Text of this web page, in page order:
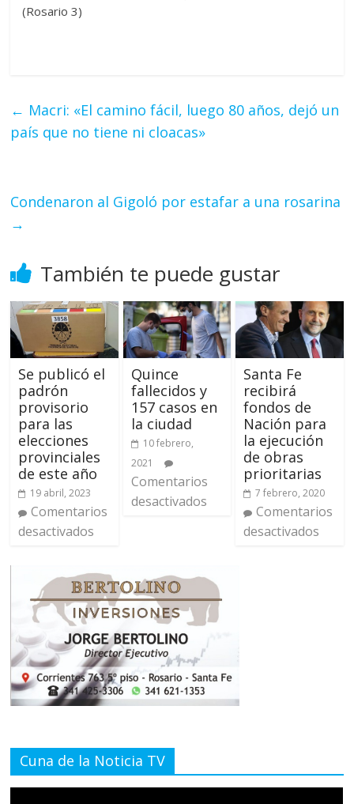
(Rosario 3)
← Macri: «El camino fácil, luego 80 años, dejó un
país que no tiene ni cloacas»
Condenaron al Gigoló por estafar a una rosarina
→
También te puede gustar
Se publicó el
padrón
provisorio
para las
elecciones
provinciales
de este año
19 abril, 2023
Comentarios
desactivados
Quince
fallecidos y
157 casos en
la ciudad
10 febrero,
2021
Comentarios
desactivados
Santa Fe
recibirá
fondos de
Nación para
la ejecución
de obras
prioritarias
7 febrero, 2020
Comentarios
desactivados
Cuna de la Noticia TV